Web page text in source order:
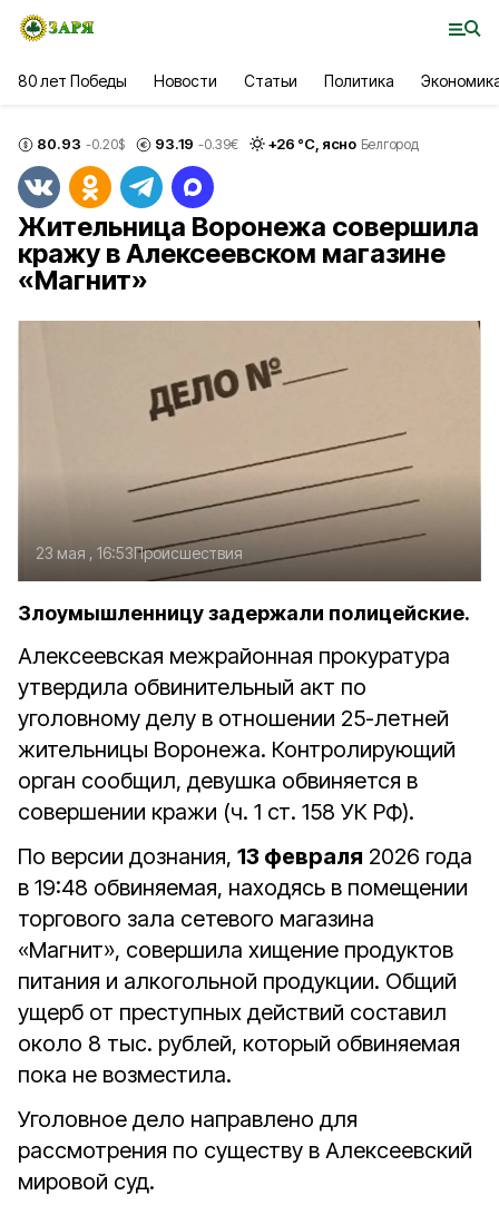
80 лет Победы Новости Статьи Политика
80.93 -0.20$ 93.19 -0.39€ +26 °С, ясно Белгород
Жительница Воронежа совершила
кражу в Алексеевском магазине
«Магнит»
23 мая , 16:53Происшествия
Злоумышленницу задержали полицейские.
Алексеевская межрайонная прокуратура
утвердила обвинительный акт по
уголовному делу в отношении 25-летней
жительницы Воронежа. Контролирующий
орган сообщил, девушка обвиняется в
совершении кражи (ч. 1 ст. 158 УК РФ).
По версии дознания, 13 февраля 2026 года
в 19:48 обвиняемая, находясь в помещении
торгового зала сетевого магазина
«Магнит», совершила хищение продуктов
питания и алкогольной продукции. Общий
ущерб от преступных действий составил
около 8 тыс. рублей, который обвиняемая
пока не возместила.
Уголовное дело направлено для
рассмотрения по существу в Алексеевский
мировой суд.